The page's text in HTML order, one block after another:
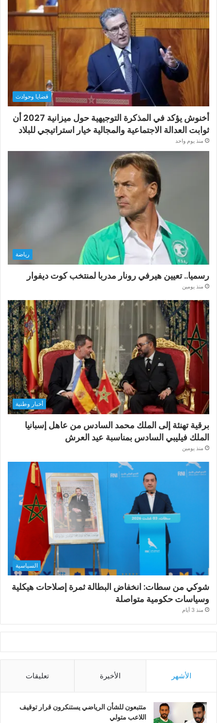
قضايا وحوادث
أخنوش يؤكد في المذكرة التوجيهية حول ميزانية 2027 أن
ثوابت العدالة الاجتماعية والمجالية خيار استراتيجي للبلاد
منذ يوم واحد
رياضة
رسميا.. تعيين هيرفي رونار مدربا لمنتخب كوت ديفوار
منذ يومين
أخبار وطنية
برقية تهنئة إلى الملك محمد السادس من عاهل إسبانيا
الملك فيليبي السادس بمناسبة عيد العرش
منذ يومين
السياسية
شوكي من سطات: انخفاض البطالة ثمرة إصلاحات هيكلية
وسياسات حكومية متواصلة
منذ 3 أيام
الأشهر الأخيرة تعليقات
متتبعون للشأن الرياضي يستنكرون قرار توقيف
اللاعب متولي